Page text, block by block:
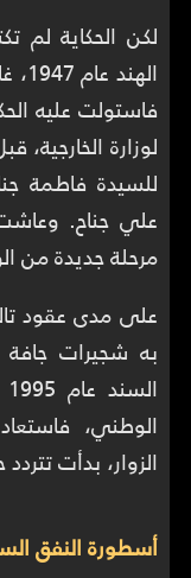
لكن الحكاية لم
فاستولت عليه
لوزارة
للسيدة فاطمة
مرحلة جديدة من
على مدى عقود
به شجيرات
الوطني،
الزوار، بدأت
أسطورة النفق